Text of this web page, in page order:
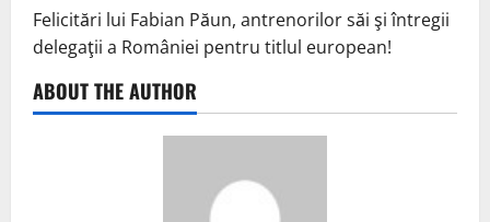
Felicitări lui Fabian Păun, antrenorilor săi şi întregii
delegaţii a României pentru titlul european!
ABOUT THE AUTHOR